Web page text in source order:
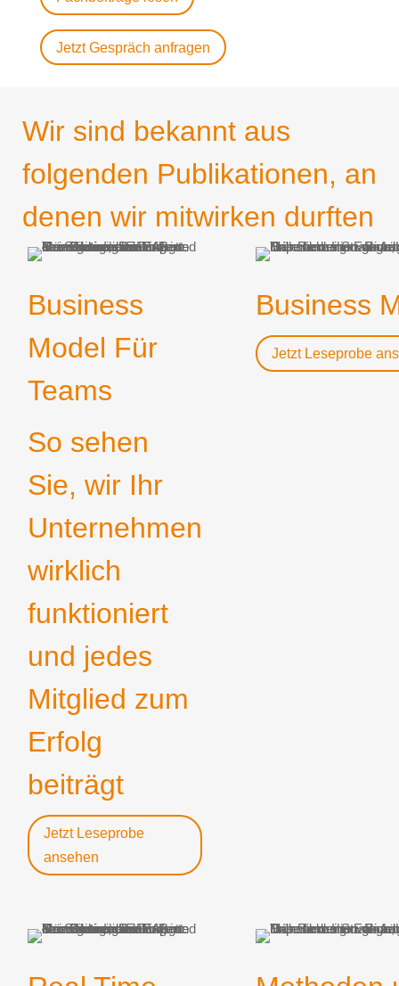
Jetzt Gespräch anfragen
Wir sind bekannt aus
folgenden Publikationen, an
denen wir mitwirken durften
Business
Model Für
Teams
So sehen
Sie, wir Ihr
Unternehmen
wirklich
funktioniert
und jedes
Mitglied zum
Erfolg
beiträgt
Jetzt Leseprobe
ansehen
Business
Jetzt Leseprobe